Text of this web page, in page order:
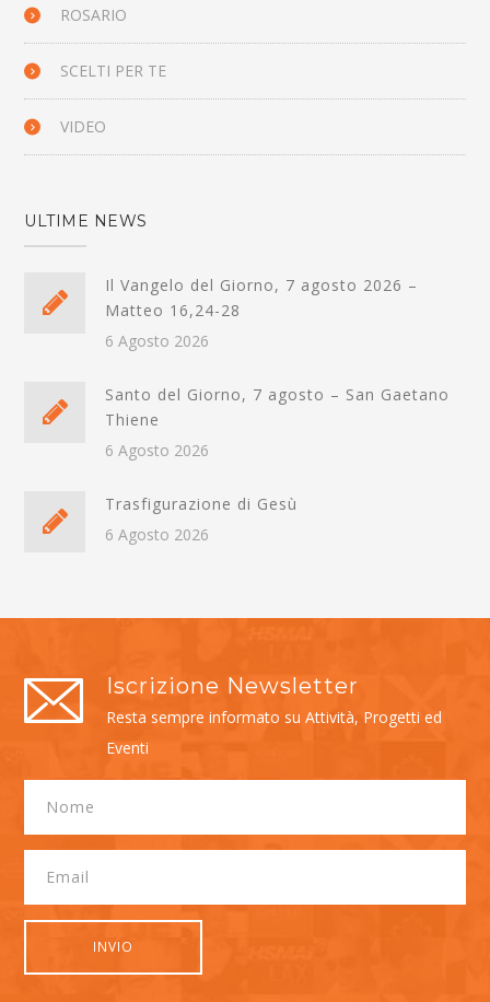
ROSARIO
SCELTI PER TE
VIDEO
ULTIME NEWS
Il Vangelo del Giorno, 7 agosto 2026 –
Matteo 16,24-28
6 Agosto 2026
Santo del Giorno, 7 agosto – San Gaetano
Thiene
6 Agosto 2026
Trasfigurazione di Gesù
6 Agosto 2026
Iscrizione Newsletter
Resta sempre informato su Attività, Progetti ed
Eventi